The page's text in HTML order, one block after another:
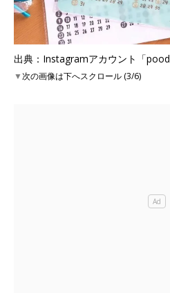
出典：Instagramアカウント「
▼次の画像は下へスクロール (3/6)